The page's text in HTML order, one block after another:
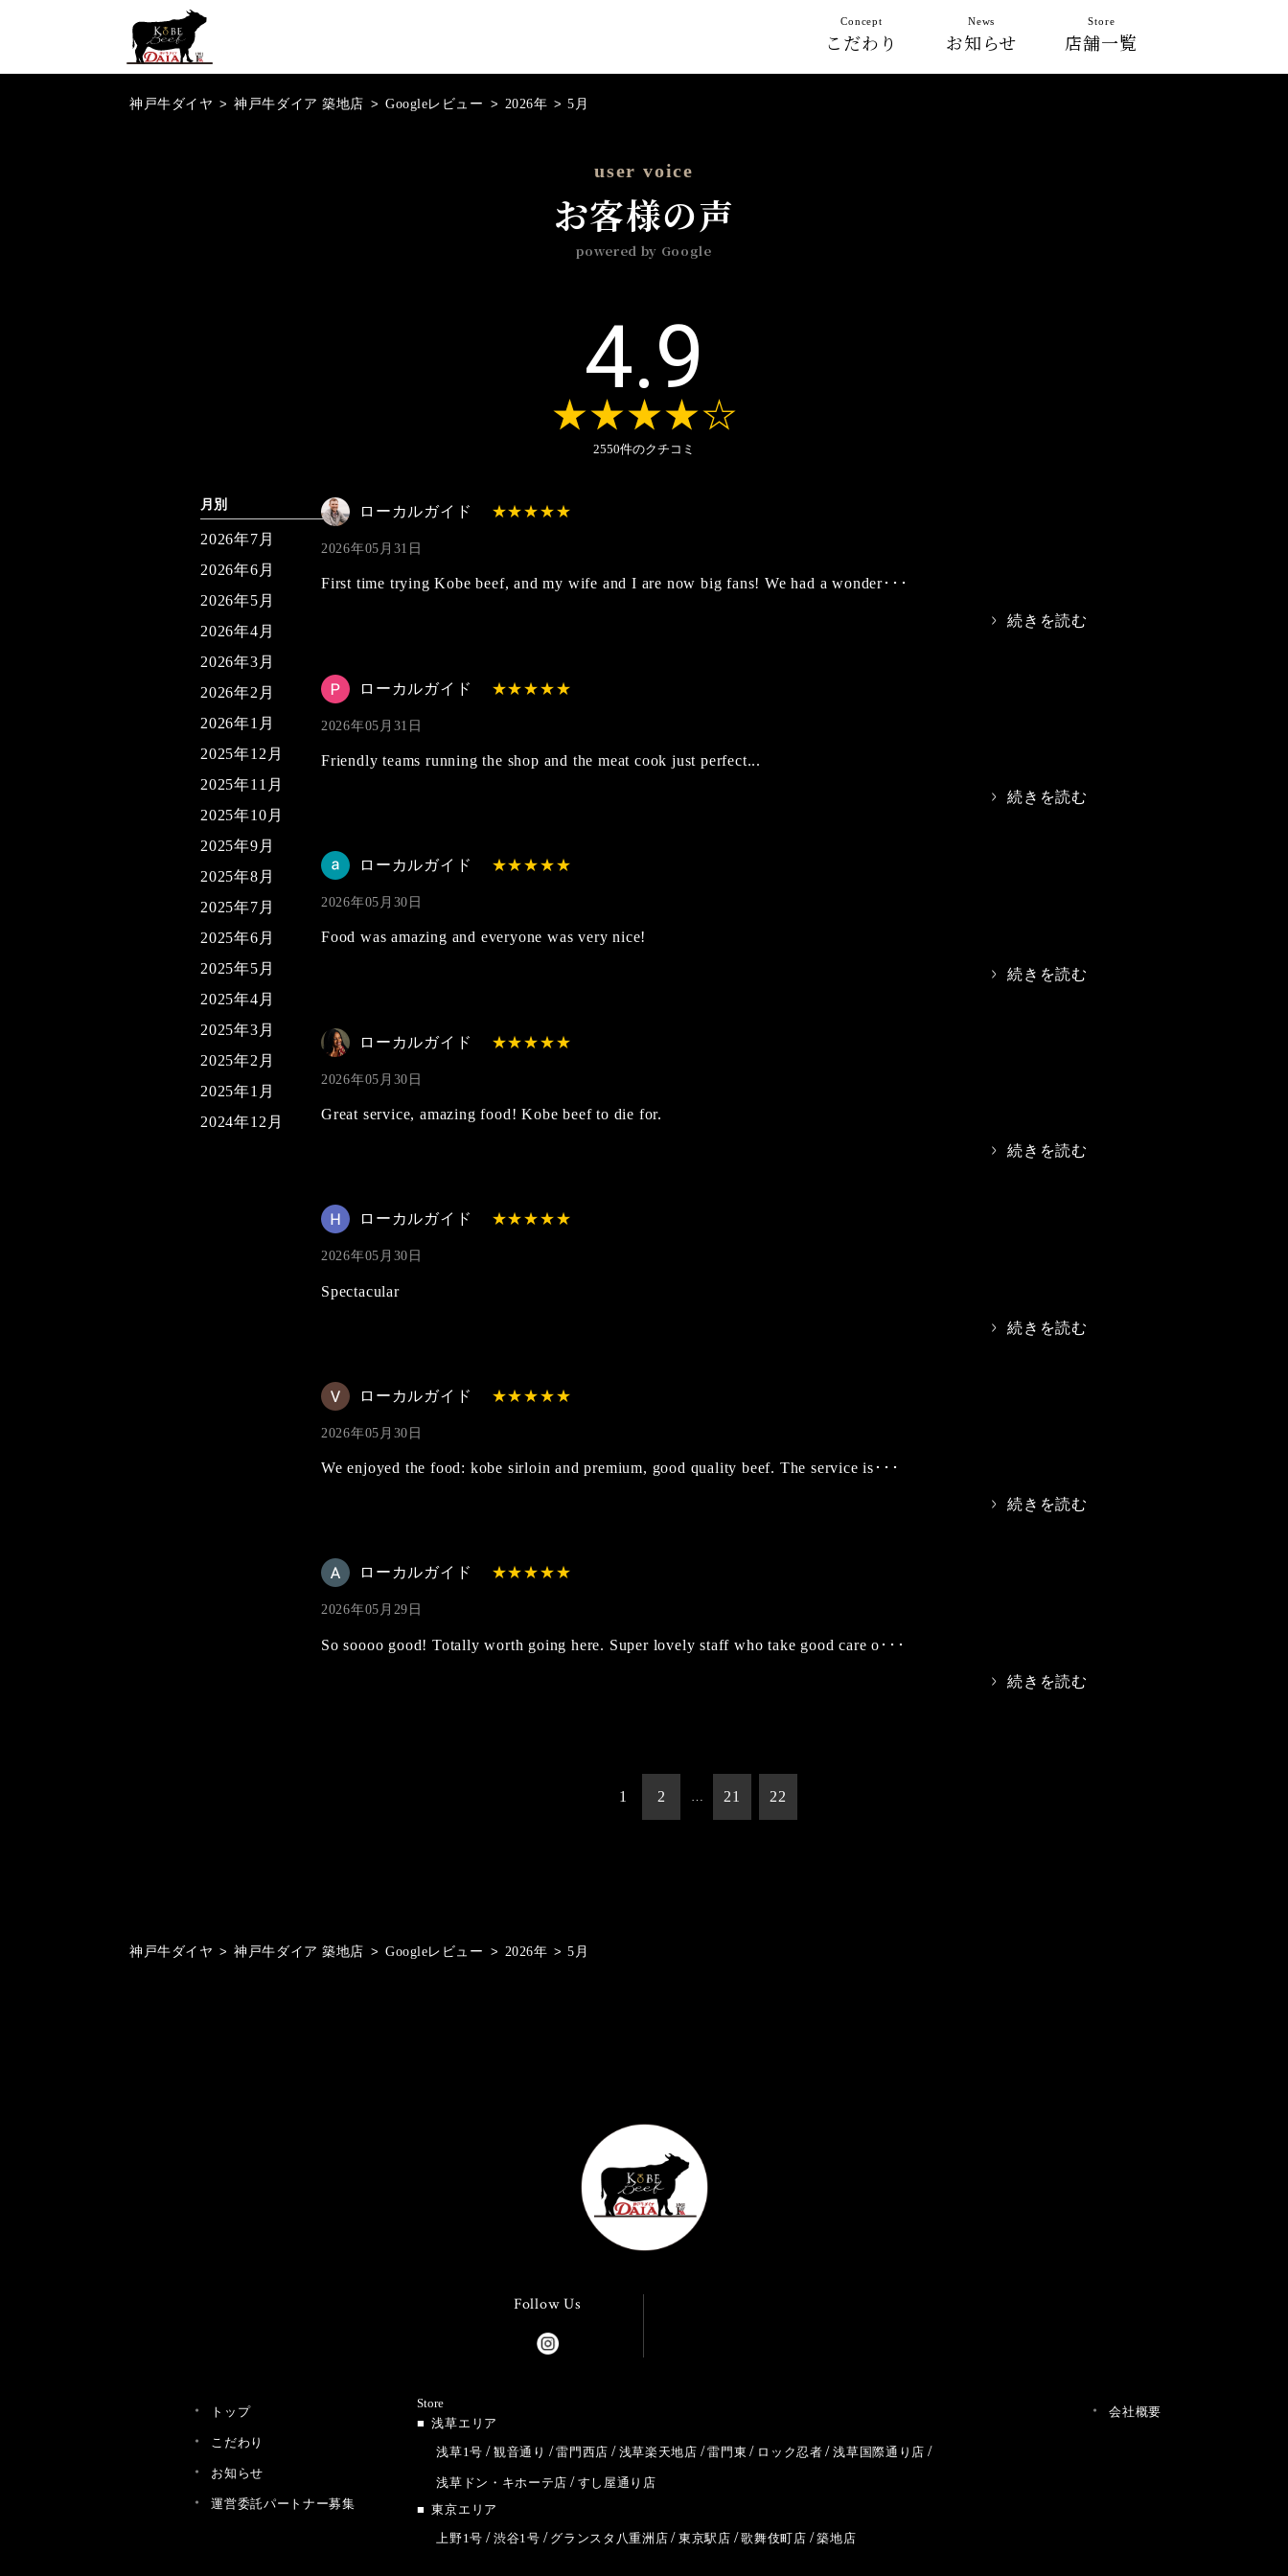
こだわり
Concept
お知らせ
News
店舗一覧
Store
神戸牛ダイヤ > 神戸牛ダイア 築地店 > Googleレビュー > 2026年 > 5月
user voice
お客様の声
powered by Google
4.9
2550件のクチコミ
ローカルガイド
2026年05月31日
First time trying Kobe beef, and my wife and I are now big fans! We had a wonder･･･
> 続きを読む
ローカルガイド
2026年05月31日
Friendly teams running the shop and the meat cook just perfect...
> 続きを読む
ローカルガイド
2026年05月30日
Food was amazing and everyone was very nice!
> 続きを読む
ローカルガイド
2026年05月30日
Great service, amazing food! Kobe beef to die for.
> 続きを読む
ローカルガイド
2026年05月30日
Spectacular
> 続きを読む
ローカルガイド
2026年05月30日
We enjoyed the food: kobe sirloin and premium, good quality beef. The service is･･･
> 続きを読む
ローカルガイド
2026年05月29日
So soooo good! Totally worth going here. Super lovely staff who take good care o･･･
> 続きを読む
1 2 … 21 22
月別
2026年7月
2026年6月
2026年5月
2026年4月
2026年3月
2026年2月
2026年1月
2025年12月
2025年11月
2025年10月
2025年9月
2025年8月
2025年7月
2025年6月
2025年5月
2025年4月
2025年3月
2025年2月
2025年1月
2024年12月
神戸牛ダイヤ > 神戸牛ダイア 築地店 > Googleレビュー > 2026年 > 5月
Follow Us
トップ
こだわり
お知らせ
運営委託パートナー募集
Store
浅草エリア
浅草1号
観音通り 雷門西店 浅草楽天地店 雷門東 ロック忍者 浅草国際通り店
浅草ドン・キホーテ店
すし屋通り店
東京エリア
上野1号
渋谷1号 グランスタ八重洲店 東京駅店 歌舞伎町店 築地店
会社概要